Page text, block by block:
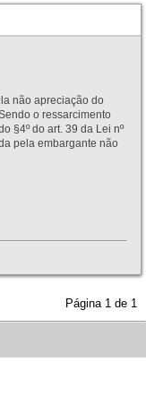
não apreciação do
o ressarcimento
§4º do art. 39 da Lei nº
pela embargante não
Página 1 de 1